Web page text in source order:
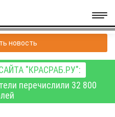
новость
"КРАСРАБ.РУ":
перечислили 32 800